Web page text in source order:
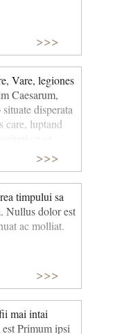
>>>
Vare, legiones
Caesarum,
disperata
care, luptand
>>>
timpului sa
Nullus dolor est
ac molliat.
>>>
mai intai
Primum ipsi